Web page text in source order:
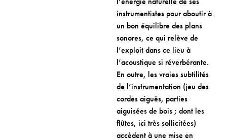
instrumentistes pour aboutir à
un bon équilibre des plans
sonores, ce qui relève de
l’exploit dans ce lieu à
l’acoustique si réverbérante.
En outre, les vraies subtilités
de l’instrumentation (jeu des
cordes aiguës, parties
aiguisées de bois ; dont les
flûtes, ici très sollicitées)
accèdent à une mise en